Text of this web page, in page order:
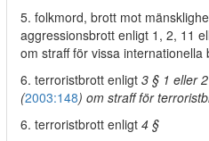
5. folkmord, brott mot
aggressionsbrott enligt 1, 2, 11
om straff för vissa internationella
6. terroristbrott enligt 3 § 1 eller
(2003:148) om straff för
6. terroristbrott enligt 4 §